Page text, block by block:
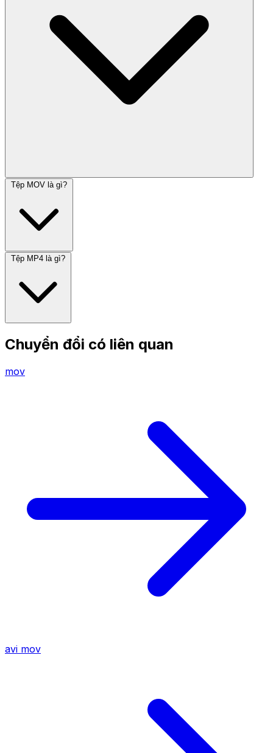
Tệp MOV là gì?
Tệp MP4 là gì?
Chuyển đổi có liên quan
mov
avi mov